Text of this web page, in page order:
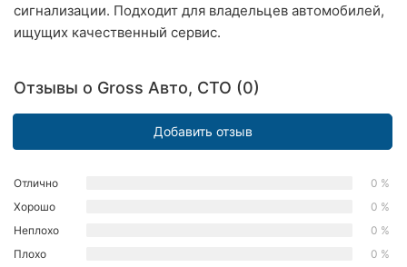
Рог
Николаев
Черкассы
сигнализации. Подходит для владельцев автомобилей,
ищущих качественный сервис.
Отзывы о Gross Авто, СТО (0)
Добавить отзыв
Отлично
0 %
Хорошо
0 %
Неплохо
0 %
Плохо
0 %